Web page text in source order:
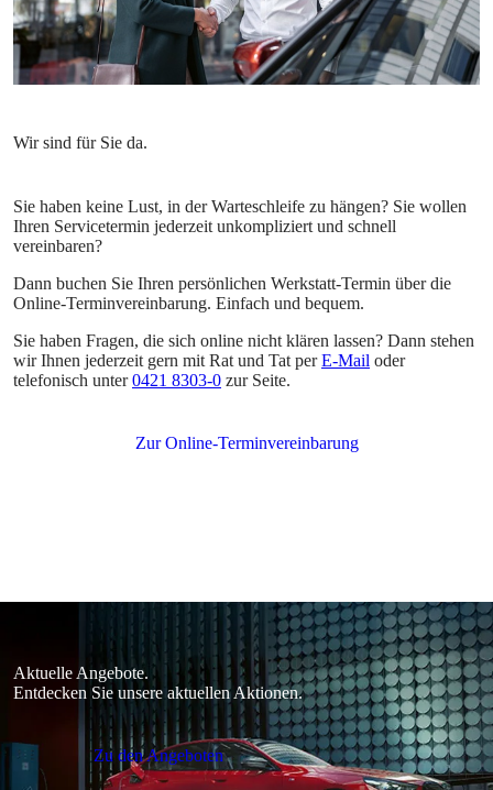
Sie haben keine Lust, in der Warteschleife zu hängen? Sie wollen
Ihren Servicetermin jederzeit unkompliziert und schnell
vereinbaren?
Dann buchen Sie Ihren persönlichen Werkstatt-Termin über die
Online-Terminvereinbarung. Einfach und bequem.
Sie haben Fragen, die sich online nicht klären lassen? Dann stehen
wir Ihnen jederzeit gern mit Rat und Tat perE-Mail oder
telefonisch unter0421 8303-0 zur Seite.